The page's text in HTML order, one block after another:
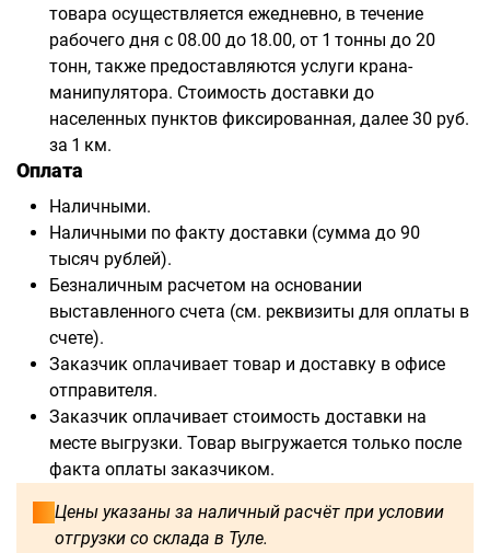
товара осуществляется ежедневно, в течение
рабочего дня с 08.00 до 18.00, от 1 тонны до 20
тонн, также предоставляются услуги крана-
манипулятора. Стоимость доставки до
населенных пунктов фиксированная, далее 30 руб.
за 1 км.
Оплата
Наличными.
Наличными по факту доставки (сумма до 90
тысяч рублей).
Безналичным расчетом на основании
выставленного счета (см. реквизиты для оплаты в
счете).
Заказчик оплачивает товар и доставку в офисе
отправителя.
Заказчик оплачивает стоимость доставки на
месте выгрузки. Товар выгружается только после
факта оплаты заказчиком.
Цены указаны за наличный расчёт при условии
отгрузки со склада в Туле.
Доступны для заказа:
500 1000 1250 1750
2000 2250 2750
3750